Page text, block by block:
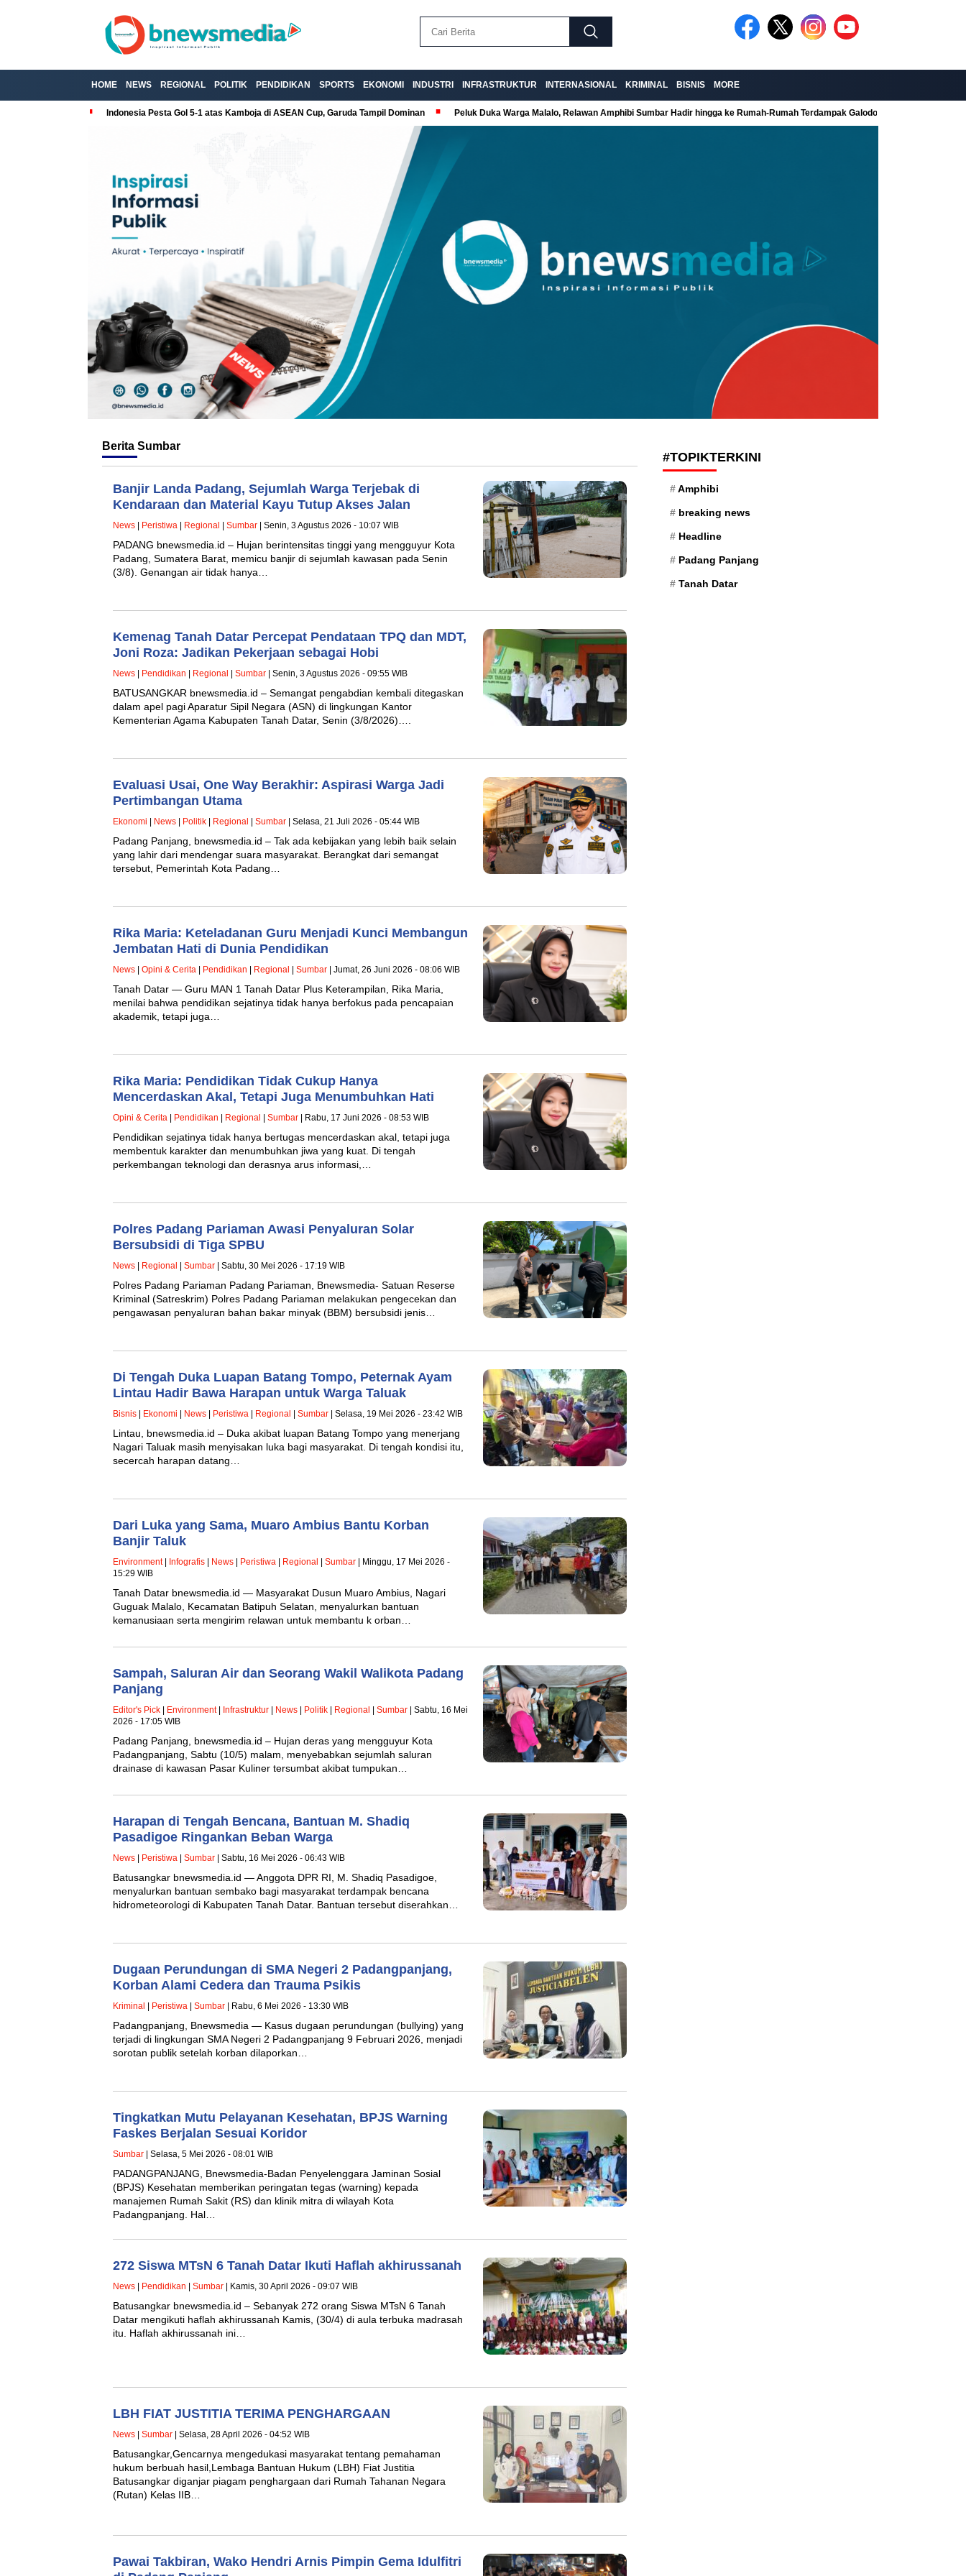
HOME NEWS REGIONAL POLITIK PENDIDIKAN SPORTS EKONOMI INDUSTRI INFRASTRUKTUR INTERNASIONAL KRIMINAL BISNIS MORE
Indonesia Pesta Gol 5-1 atas Kamboja di ASEAN Cup, Garuda Tampil Dominan Peluk Duka Warga Malalo, Relawan Amphibi Sumbar Hadir hingga ke Rumah-Rumah Terdampak Galodo
Berita Sumbar
Banjir Landa Padang, Sejumlah Warga Terjebak di
Kendaraan dan Material Kayu Tutup Akses Jalan
News Peristiwa Regional Sumbar | Senin, 3 Agustus 2026 - 10:07 WIB
PADANG bnewsmedia.id – Hujan berintensitas tinggi yang mengguyur Kota
Padang, Sumatera Barat, memicu banjir di sejumlah kawasan pada Senin
(3/8). Genangan air tidak hanya…
Kemenag Tanah Datar Percepat Pendataan TPQ dan MDT,
Joni Roza: Jadikan Pekerjaan sebagai Hobi
News Pendidikan Regional Sumbar | Senin, 3 Agustus 2026 - 09:55 WIB
BATUSANGKAR bnewsmedia.id – Semangat pengabdian kembali ditegaskan
dalam apel pagi Aparatur Sipil Negara (ASN) di lingkungan Kantor
Kementerian Agama Kabupaten Tanah Datar, Senin (3/8/2026)….
Evaluasi Usai, One Way Berakhir: Aspirasi Warga Jadi
Pertimbangan Utama
Ekonomi News Politik Regional Sumbar | Selasa, 21 Juli 2026 - 05:44 WIB
Padang Panjang, bnewsmedia.id – Tak ada kebijakan yang lebih baik selain
yang lahir dari mendengar suara masyarakat. Berangkat dari semangat
tersebut, Pemerintah Kota Padang…
Rika Maria: Keteladanan Guru Menjadi Kunci Membangun
Jembatan Hati di Dunia Pendidikan
News Opini & Cerita Pendidikan Regional Sumbar | Jumat, 26 Juni 2026 - 08:06 WIB
Tanah Datar — Guru MAN 1 Tanah Datar Plus Keterampilan, Rika Maria,
menilai bahwa pendidikan sejatinya tidak hanya berfokus pada pencapaian
akademik, tetapi juga…
Rika Maria: Pendidikan Tidak Cukup Hanya
Mencerdaskan Akal, Tetapi Juga Menumbuhkan Hati
Opini & Cerita Pendidikan Regional Sumbar | Rabu, 17 Juni 2026 - 08:53 WIB
Pendidikan sejatinya tidak hanya bertugas mencerdaskan akal, tetapi juga
membentuk karakter dan menumbuhkan jiwa yang kuat. Di tengah
perkembangan teknologi dan derasnya arus informasi,…
Polres Padang Pariaman Awasi Penyaluran Solar
Bersubsidi di Tiga SPBU
News Regional Sumbar | Sabtu, 30 Mei 2026 - 17:19 WIB
Polres Padang Pariaman Padang Pariaman, Bnewsmedia- Satuan Reserse
Kriminal (Satreskrim) Polres Padang Pariaman melakukan pengecekan dan
pengawasan penyaluran bahan bakar minyak (BBM) bersubsidi jenis…
Di Tengah Duka Luapan Batang Tompo, Peternak Ayam
Lintau Hadir Bawa Harapan untuk Warga Taluak
Bisnis Ekonomi News Peristiwa Regional Sumbar | Selasa, 19 Mei 2026 - 23:42 WIB
Lintau, bnewsmedia.id – Duka akibat luapan Batang Tompo yang menerjang
Nagari Taluak masih menyisakan luka bagi masyarakat. Di tengah kondisi itu,
secercah harapan datang…
Dari Luka yang Sama, Muaro Ambius Bantu Korban
Banjir Taluk
Environment| Infografis News Peristiwa Regional Sumbar | Minggu, 17 Mei 2026 -
15:29 WIB
Tanah Datar bnewsmedia.id — Masyarakat Dusun Muaro Ambius, Nagari
Guguak Malalo, Kecamatan Batipuh Selatan, menyalurkan bantuan
kemanusiaan serta mengirim relawan untuk membantu k orban…
Sampah, Saluran Air dan Seorang Wakil Walikota Padang
Panjang
Editor's Pick Environment| Infrastruktur News Politik Regional Sumbar | Sabtu, 16 Mei
2026 - 17:05 WIB
Padang Panjang, bnewsmedia.id – Hujan deras yang mengguyur Kota
Padangpanjang, Sabtu (10/5) malam, menyebabkan sejumlah saluran
drainase di kawasan Pasar Kuliner tersumbat akibat tumpukan…
Harapan di Tengah Bencana, Bantuan M. Shadiq
Pasadigoe Ringankan Beban Warga
News Peristiwa Sumbar | Sabtu, 16 Mei 2026 - 06:43 WIB
Batusangkar bnewsmedia.id — Anggota DPR RI, M. Shadiq Pasadigoe,
menyalurkan bantuan sembako bagi masyarakat terdampak bencana
hidrometeorologi di Kabupaten Tanah Datar. Bantuan tersebut diserahkan…
Dugaan Perundungan di SMA Negeri 2 Padangpanjang,
Korban Alami Cedera dan Trauma Psikis
Kriminal Peristiwa Sumbar | Rabu, 6 Mei 2026 - 13:30 WIB
Padangpanjang, Bnewsmedia — Kasus dugaan perundungan (bullying) yang
terjadi di lingkungan SMA Negeri 2 Padangpanjang 9 Februari 2026, menjadi
sorotan publik setelah korban dilaporkan…
Tingkatkan Mutu Pelayanan Kesehatan, BPJS Warning
Faskes Berjalan Sesuai Koridor
Sumbar | Selasa, 5 Mei 2026 - 08:01 WIB
PADANGPANJANG, Bnewsmedia-Badan Penyelenggara Jaminan Sosial
(BPJS) Kesehatan memberikan peringatan tegas (warning) kepada
manajemen Rumah Sakit (RS) dan klinik mitra di wilayah Kota
Padangpanjang. Hal…
272 Siswa MTsN 6 Tanah Datar Ikuti Haflah akhirussanah
News Pendidikan Sumbar | Kamis, 30 April 2026 - 09:07 WIB
Batusangkar bnewsmedia.id – Sebanyak 272 orang Siswa MTsN 6 Tanah
Datar mengikuti haflah akhirussanah Kamis, (30/4) di aula terbuka madrasah
itu. Haflah akhirussanah ini…
LBH FIAT JUSTITIA TERIMA PENGHARGAAN
News Sumbar | Selasa, 28 April 2026 - 04:52 WIB
Batusangkar,Gencarnya mengedukasi masyarakat tentang pemahaman
hukum berbuah hasil,Lembaga Bantuan Hukum (LBH) Fiat Justitia
Batusangkar diganjar piagam penghargaan dari Rumah Tahanan Negara
(Rutan) Kelas IIB…
Pawai Takbiran, Wako Hendri Arnis Pimpin Gema Idulfitri
#TOPIKTERKINI
Amphibi
breaking news
Headline
Padang Panjang
Tanah Datar